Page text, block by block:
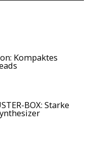
Kompaktes
BOX: Starke